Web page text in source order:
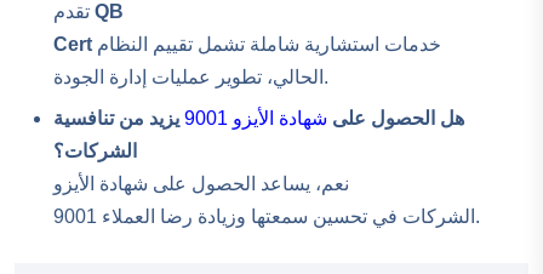
QB
Cert
الحالي، تطوير عمليات إدارة الجودة.
هل الحصول على شهادة الأيزو 9001
يزيد من تنافسية
الشركات؟
نعم، يساعد الحصول على شهادة الأيزو
9001 الشركات في تحسين سمعتها وزيادة رضا العملاء.